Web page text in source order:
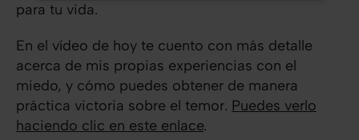
para tu vida.
En el vídeo de hoy te cuento con más detalle
acerca de mis propias experiencias con el
miedo, y cómo puedes obtener de manera
práctica victoria sobre el temor. Puedes verlo
haciendo clic en este enlace.